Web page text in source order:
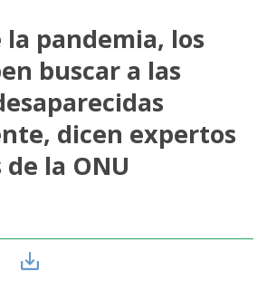
la pandemia, los
buscar a las
dicen expertos
la ONU